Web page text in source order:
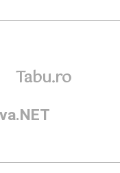
Tabu.ro